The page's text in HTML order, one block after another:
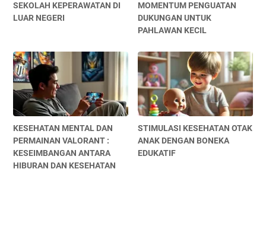
SEKOLAH KEPERAWATAN DI
LUAR NEGERI
MOMENTUM PENGUATAN
DUKUNGAN UNTUK
PAHLAWAN KECIL
KESEHATAN MENTAL DAN
PERMAINAN VALORANT :
KESEIMBANGAN ANTARA
HIBURAN DAN KESEHATAN
STIMULASI KESEHATAN OTAK
ANAK DENGAN BONEKA
EDUKATIF